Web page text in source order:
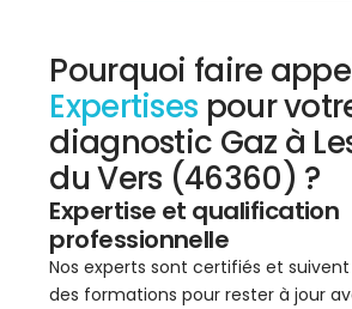
Pourquoi faire
Expertises pour
diagnostic Gaz à
du Vers (46360) ?
Expertise et qualification
professionnelle
Nos experts sont certifiés et
des formations pour rester à jour